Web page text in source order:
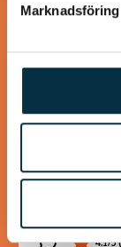
Marknadsföring